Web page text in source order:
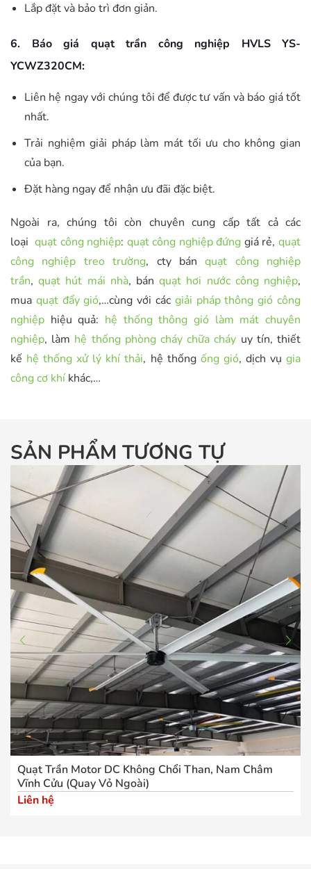
Lắp đặt và bảo trì đơn giản.
6. Báo giá quạt trần công nghiệp HVLS YS-
YCWZ320CM:
Liên hệ ngay với chúng tôi để được tư vấn và báo giá tốt
nhất.
Trải nghiệm giải pháp làm mát tối ưu cho không gian
của bạn.
Đặt hàng ngay để nhận ưu đãi đặc biệt.
Ngoài ra, chúng tôi còn chuyên cung cấp tất cả các
loạiquạt công nghiệp: quạt công nghiệp đứng giá rẻ,quạt
công nghiệp treo trường, cty bánquạt công nghiệp
trần,quạt hút mái nhà, bánquạt hơi nước công nghiệp,
mua quạt đẩy gió,…cùng với các giải pháp thông gió công
nghiệp hiệu quả: hệ thống thông gió làm mát chuyên
nghiệp, làm hệ thống phòng cháy chữa cháy uy tín, thiết
kế hệ thống xử lý khí thải, hệ thống ống gió, dịch vụgia
công cơ khí khác,…
SẢN PHẨM TƯƠNG TỰ
Quạt Trần Motor DC Không Chổi Than, Nam Châm
Vĩnh Cửu (Quay Vỏ Ngoài)
Liên hệ